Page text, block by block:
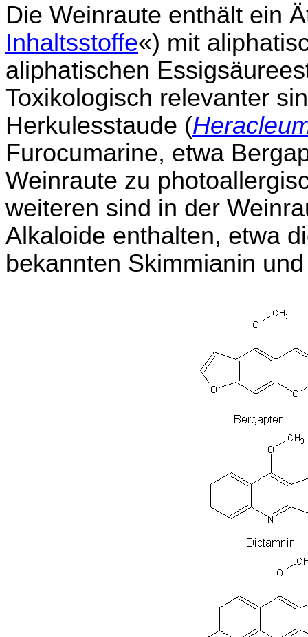
Die Weinraute enthält ein
Inhaltsstoffe«) mit
aliphatischen
Toxikologisch relevanter
Herkulesstaude (
Furocumarine, etwa
Weinraute zu
weiteren sind in der
Alkaloide enthalten, etwa
bekannten Skimmianin